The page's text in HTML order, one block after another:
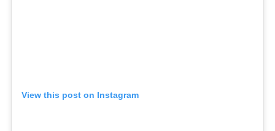
View this post on Instagram